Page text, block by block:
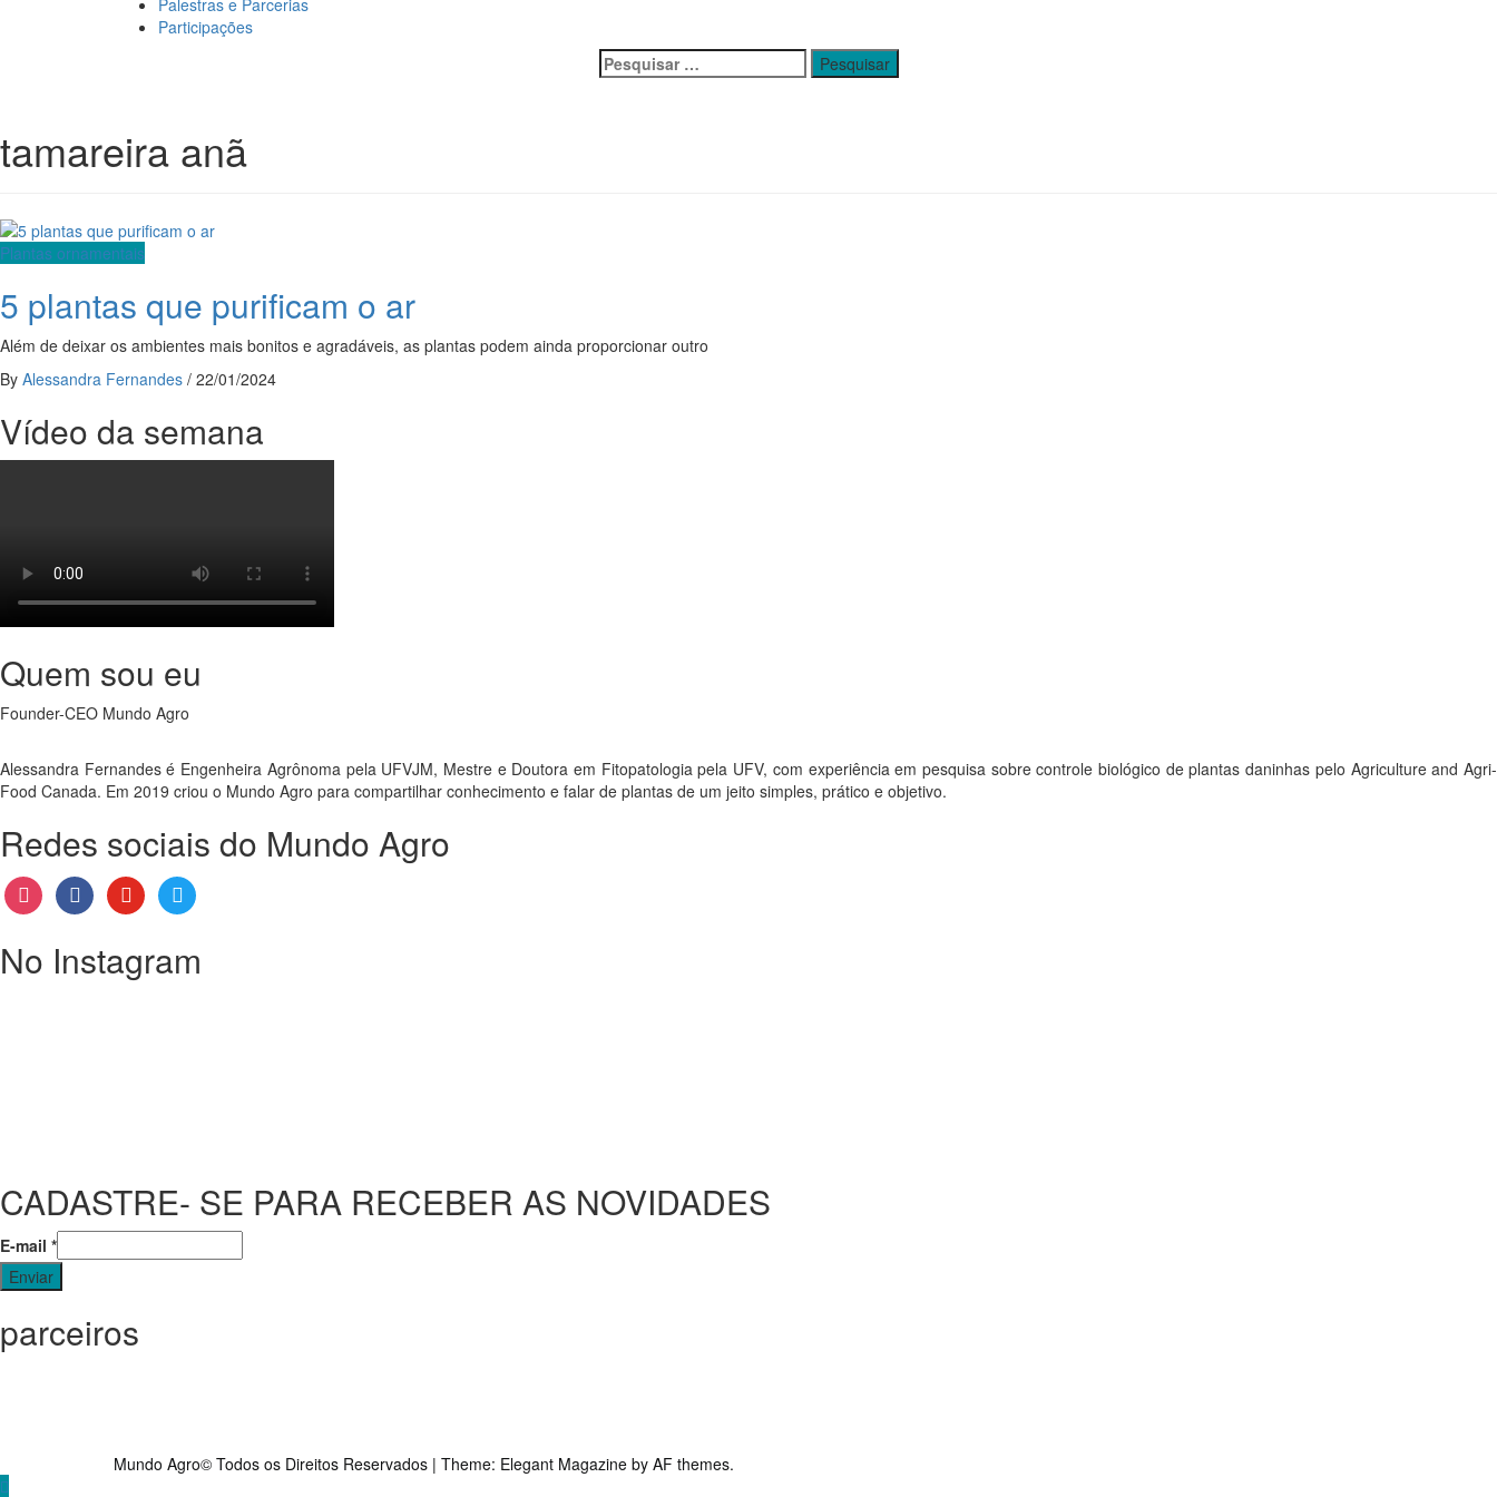
Palestras e Parcerias
Participações
Pesquisar
por:
tamareira anã
Plantas ornamentais
5 plantas que purificam o ar
Além de deixar os ambientes mais bonitos e agradáveis, as plantas podem ainda proporcionar outro
By Alessandra Fernandes / 22/01/2024
Vídeo da semana
Quem sou eu
Founder-CEO Mundo Agro
Alessandra Fernandes é Engenheira Agrônoma pela UFVJM, Mestre e Doutora em Fitopatologia pela UFV, com experiência em pesquisa sobre controle biológico de plantas daninhas pelo Agriculture and Agri-
Food Canada. Em 2019 criou o Mundo Agro para compartilhar conhecimento e falar de plantas de um jeito simples, prático e objetivo.
Redes sociais do Mundo Agro
instagramfacebookyoutubetwitter
No Instagram
CADASTRE- SE PARA RECEBER AS NOVIDADES
E-mail *
Enviar
parceiros
Mundo Agro
O universo agrícola de um jeito muito mais simples e divertido.
Mundo Agro© Todos os Direitos Reservados | Theme: Elegant Magazine by AF themes.